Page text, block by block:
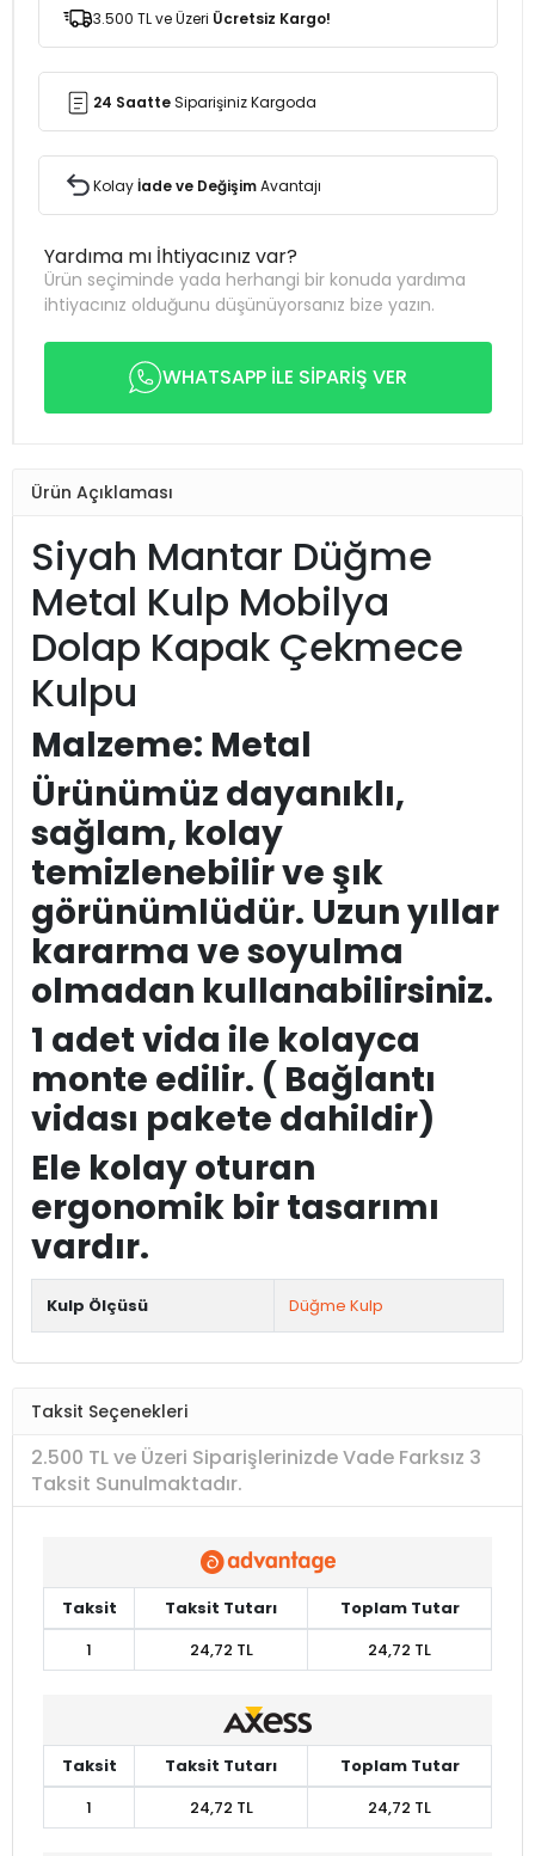
3.500 TL ve Üzeri Ücretsiz Kargo!
24 SaatteSiparişiniz Kargoda
Kolayİade ve DeğişimAvantajı
Yardıma mı İhtiyacınız var?
Ürün seçiminde yada herhangi bir konuda yardıma
ihtiyacınız olduğunu düşünüyorsanız bize yazın.
WHATSAPP İLE SİPARİŞ VER
Ürün Açıklaması
Siyah Mantar Düğme
Metal Kulp Mobilya
Dolap Kapak Çekmece
Kulpu
Malzeme: Metal
Ürünümüz dayanıklı,
sağlam, kolay
temizlenebilir ve şık
görünümlüdür. Uzun yıllar
kararma ve soyulma
olmadan kullanabilirsiniz.
1 adet vida ile kolayca
monte edilir. ( Bağlantı
vidası pakete dahildir)
Ele kolay oturan
ergonomik bir tasarımı
vardır.
Kulp Ölçüsü Düğme Kulp
Taksit Seçenekleri
2.500 TL ve Üzeri Siparişlerinizde Vade Farksız 3
Taksit Sunulmaktadır.
Taksit Taksit Tutarı
Toplam Tutar
1
24,72 TL 24,72 TL
Taksit Taksit Tutarı
Toplam Tutar
1
24,72 TL 24,72 TL